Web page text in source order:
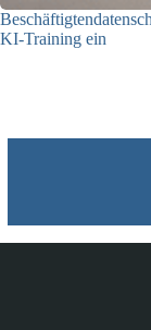
KI-Training ein